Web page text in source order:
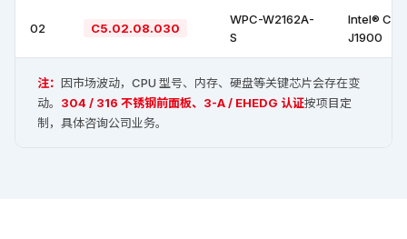
02 C5.02.08.030
WPC-W2162A-
S
Intel®
J1900
注： 因市场波动，CPU 型号、内存、硬盘等关键芯片会存在变
动。 304 / 316 不锈钢前面板、3-A / EHEDG 认证按项目定
制，具体咨询公司业务。